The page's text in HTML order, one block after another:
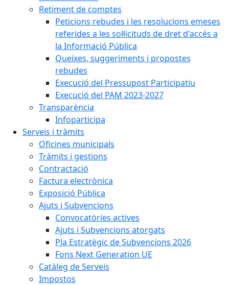
Retiment de comptes
Peticions rebudes i les resolucions emeses
referides a les sol·licituds de dret d'accés a
la Informació Pública
Queixes, suggeriments i propostes
rebudes
Execució del Pressupost Participatiu
Execució del PAM 2023-2027
Transparència
Infoparticipa
Serveis i tràmits
Oficines municipals
Tràmits i gestions
Contractació
Factura electrònica
Exposició Pública
Ajuts i Subvencions
Convocatòries actives
Ajuts i Subvencions atorgats
Pla Estratègic de Subvencions 2026
Fons Next Generation UE
Catàleg de Serveis
Impostos